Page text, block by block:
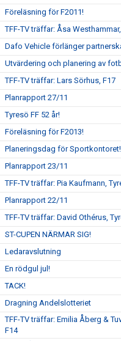
Föreläsning för F2011!
TFF-TV träffar: Åsa
Dafo Vehicle förlänger
Utvärdering och planering av
TFF-TV träffar: Lars Sörhus, F17
Planrapport 27/11
Tyresö FF 52 år!
Föreläsning för F2013!
Planeringsdag för Sportkontoret!
Planrapport 23/11
TFF-TV träffar: Pia Kaufmann,
Planrapport 22/11
TFF-TV träffar: David Othérus,
ST-CUPEN NÄRMAR SIG!
Ledaravslutning
En rödgul jul!
TACK!
Dragning Andelslotteriet
TFF-TV träffar: Emilia Åberg &
F14